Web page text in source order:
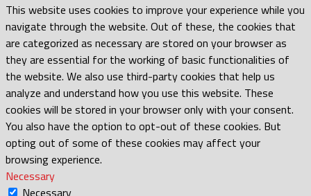
This website uses cookies to improve your experience while you
navigate through the website. Out of these, the cookies that
are categorized as necessary are stored on your browser as
they are essential for the working of basic functionalities of
the website. We also use third-party cookies that help us
analyze and understand how you use this website. These
cookies will be stored in your browser only with your consent.
You also have the option to opt-out of these cookies. But
opting out of some of these cookies may affect your
browsing experience.
Necessary
Necessary